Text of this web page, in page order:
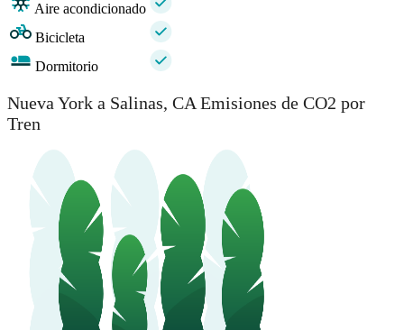
Aire acondicionado
Bicicleta
Dormitorio
Nueva York a Salinas, CA Emisiones de CO2 por
Tren